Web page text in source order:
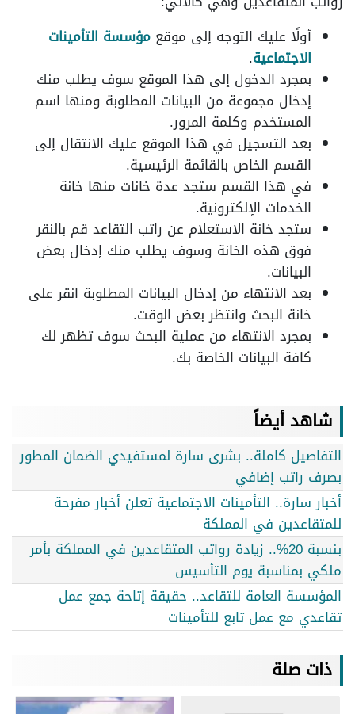
أولًا عليك التوجه إلى موقع مؤسسة التأمينات
الاجتماعية.
بمجرد الدخول إلى هذا الموقع سوف يطلب منك
إدخال مجموعة من البيانات المطلوبة ومنها اسم
المستخدم وكلمة المرور.
بعد التسجيل في هذا الموقع عليك الانتقال إلى
القسم الخاص بالقائمة الرئيسية.
في هذا القسم ستجد عدة خانات منها خانة
الخدمات الإلكترونية.
ستجد خانة الاستعلام عن راتب التقاعد قم بالنقر
فوق هذه الخانة وسوف يطلب منك إدخال بعض
البيانات.
بعد الانتهاء من إدخال البيانات المطلوبة انقر على
خانة البحث وانتظر بعض الوقت.
بمجرد الانتهاء من عملية البحث سوف تظهر لك
كافة البيانات الخاصة بك.
شاهد أيضاً
التفاصيل كاملة.. بشرى سارة لمستفيدي الضمان المطور
بصرف راتب إضافي
أخبار سارة.. التأمينات الاجتماعية تعلن أخبار مفرحة
للمتقاعدين في المملكة
بنسبة 20%.. زيادة رواتب المتقاعدين في المملكة بأمر
ملكي بمناسبة يوم التأسيس
المؤسسة العامة للتقاعد.. حقيقة إتاحة جمع عمل
تقاعدي مع عمل تابع للتأمينات
ذات صلة